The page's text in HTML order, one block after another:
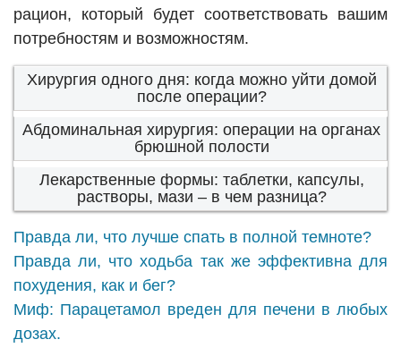
рацион, который будет соответствовать вашим
потребностям и возможностям.
Хирургия одного дня: когда можно уйти домой
после операции?
Абдоминальная хирургия: операции на органах
брюшной полости
Лекарственные формы: таблетки, капсулы,
растворы, мази – в чем разница?
Правда ли, что лучше спать в полной темноте?
Правда ли, что ходьба так же эффективна для
похудения, как и бег?
Миф: Парацетамол вреден для печени в любых
дозах.